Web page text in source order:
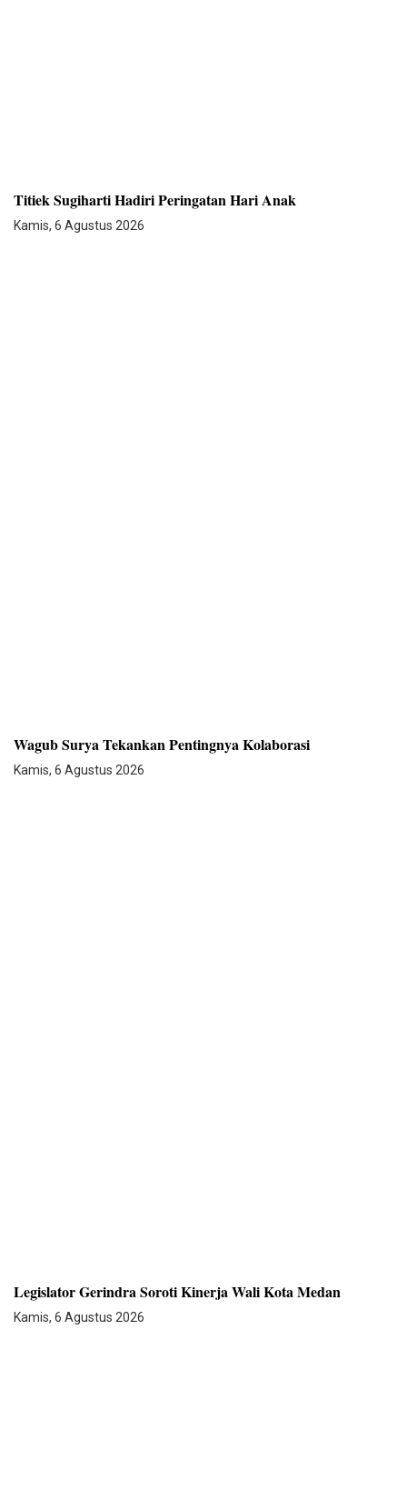
Titiek Sugiharti Hadiri Peringatan Hari Anak
Kamis, 6 Agustus 2026
Wagub Surya Tekankan Pentingnya Kolaborasi
Kamis, 6 Agustus 2026
Legislator Gerindra Soroti Kinerja Wali Kota Medan
Kamis, 6 Agustus 2026